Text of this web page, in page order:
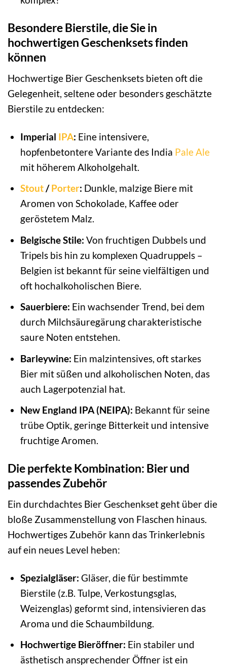
Besondere Bierstile, die Sie in
hochwertigen Geschenksets finden
können
Hochwertige Bier Geschenksets bieten oft die
Gelegenheit, seltene oder besonders geschätzte
Bierstile zu entdecken:
Imperial IPA: Eine intensivere,
hopfenbetontere Variante des India Pale Ale
mit höherem Alkoholgehalt.
Stout/Porter: Dunkle, malzige Biere mit
Aromen von Schokolade, Kaffee oder
geröstetem Malz.
Belgische Stile: Von fruchtigen Dubbels und
Tripels bis hin zu komplexen Quadruppels –
Belgien ist bekannt für seine vielfältigen und
oft hochalkoholischen Biere.
Sauerbiere: Ein wachsender Trend, bei dem
durch Milchsäuregärung charakteristische
saure Noten entstehen.
Barleywine: Ein malzintensives, oft starkes
Bier mit süßen und alkoholischen Noten, das
auch Lagerpotenzial hat.
New England IPA (NEIPA): Bekannt für seine
trübe Optik, geringe Bitterkeit und intensive
fruchtige Aromen.
Die perfekte Kombination: Bier und
passendes Zubehör
Ein durchdachtes Bier Geschenkset geht über die
bloße Zusammenstellung von Flaschen hinaus.
Hochwertiges Zubehör kann das Trinkerlebnis
auf ein neues Level heben:
Spezialgläser: Gläser, die für bestimmte
Bierstile (z.B. Tulpe, Verkostungsglas,
Weizenglas) geformt sind, intensivieren das
Aroma und die Schaumbildung.
Hochwertige Bieröffner: Ein stabiler und
ästhetisch ansprechender Öffner ist ein